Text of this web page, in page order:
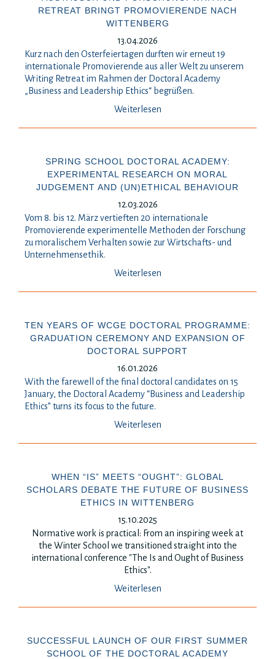
RETREAT BRINGT PROMOVIERENDE NACH
WITTENBERG
13.04.2026
Kurz nach den Osterfeiertagen durften wir erneut 19
internationale Promovierende aus aller Welt zu unserem
Writing Retreat im Rahmen der Doctoral Academy
„Business and Leadership Ethics“ begrüßen.
Weiterlesen
SPRING SCHOOL DOCTORAL ACADEMY:
EXPERIMENTAL RESEARCH ON MORAL
JUDGEMENT AND (UN)ETHICAL BEHAVIOUR
12.03.2026
Vom 8. bis 12. März vertieften 20 internationale
Promovierende experimentelle Methoden der Forschung
zu moralischem Verhalten sowie zur Wirtschafts- und
Unternehmensethik.
Weiterlesen
TEN YEARS OF WCGE DOCTORAL PROGRAMME:
GRADUATION CEREMONY AND EXPANSION OF
DOCTORAL SUPPORT
16.01.2026
With the farewell of the final doctoral candidates on 15
January, the Doctoral Academy “Business and Leadership
Ethics” turns its focus to the future.
Weiterlesen
WHEN “IS” MEETS “OUGHT”: GLOBAL
SCHOLARS DEBATE THE FUTURE OF BUSINESS
ETHICS IN WITTENBERG
15.10.2025
Normative work is practical: From an inspiring week at
the Winter School we transitioned straight into the
international conference "The Is and Ought of Business
Ethics".
Weiterlesen
SUCCESSFUL LAUNCH OF OUR FIRST SUMMER
SCHOOL OF THE DOCTORAL ACADEMY